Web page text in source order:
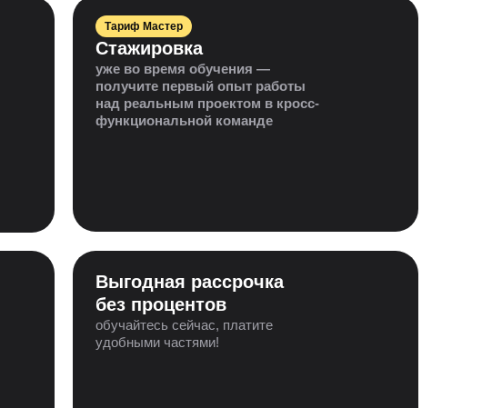
Тариф Мастер
Стажировка
уже во время обучения —
получите первый опыт работы
над реальным проектом в кросс-
функциональной команде
Выгодная рассрочка
без процентов
обучайтесь сейчас, платите
удобными частями!